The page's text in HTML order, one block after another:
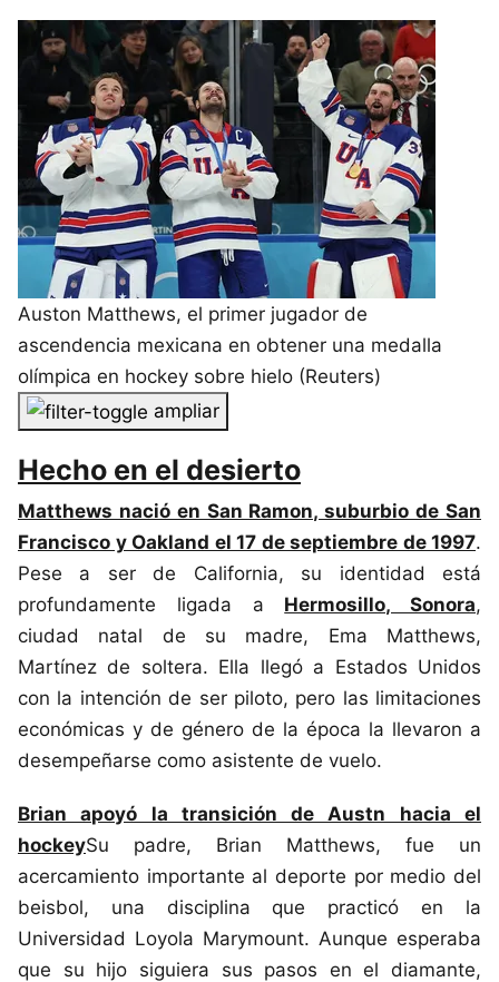
Auston Matthews, el primer jugador de
ascendencia mexicana en obtener una medalla
olímpica en hockey sobre hielo (Reuters)
ampliar
Hecho en el desierto
Matthews nació en San Ramon, suburbio de San
Francisco y Oakland el 17 de septiembre de 1997.
Pese a ser de California, su identidad está
profundamente ligada a Hermosillo, Sonora,
ciudad natal de su madre, Ema Matthews,
Martínez de soltera. Ella llegó a Estados Unidos
con la intención de ser piloto, pero las limitaciones
económicas y de género de la época la llevaron a
desempeñarse como asistente de vuelo.
Brian apoyó la transición de Austn hacia el
hockeySu padre, Brian Matthews, fue un
acercamiento importante al deporte por medio del
beisbol, una disciplina que practicó en la
Universidad Loyola Marymount. Aunque esperaba
que su hijo siguiera sus pasos en el diamante,